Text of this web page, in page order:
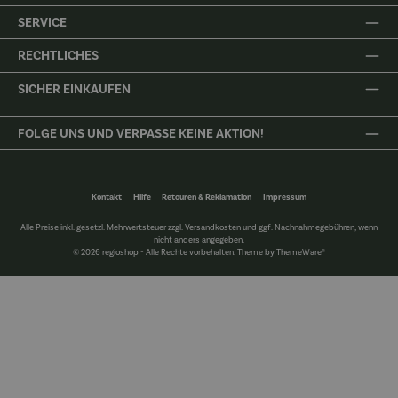
SERVICE
RECHTLICHES
SICHER EINKAUFEN
FOLGE UNS UND VERPASSE KEINE AKTION!
Kontakt Hilfe Retouren & Reklamation Impressum
Alle Preise inkl. gesetzl. Mehrwertsteuer zzgl.Versandkostenund ggf. Nachnahmegebühren, wenn
nicht anders angegeben.
© 2026 regioshop - Alle Rechte vorbehalten. Theme byThemeWare®